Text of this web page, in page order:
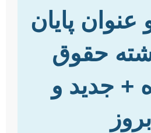
پایان
حقوق
+ جدید و
بروز